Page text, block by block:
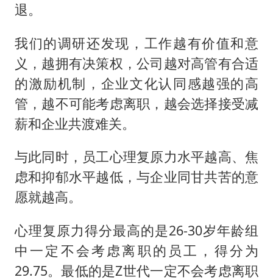
退。
我们的调研还发现，工作越有价值和意
义，越拥有决策权，公司越对高管有合适
的激励机制，企业文化认同感越强的高
管，越不可能考虑离职，越会选择接受减
薪和企业共渡难关。
与此同时，员工心理复原力水平越高、焦
虑和抑郁水平越低，与企业同甘共苦的意
愿就越高。
心理复原力得分最高的是26-30岁年龄组
中一定不会考虑离职的员工，得分为
29.75。最低的是Z世代一定不会考虑离职